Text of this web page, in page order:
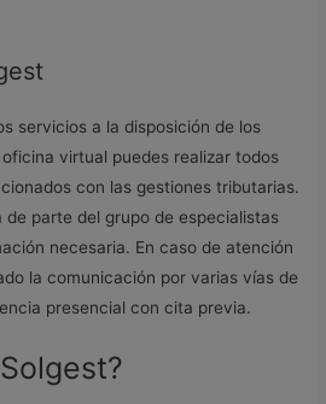
servicios a la disposición de los
virtual puedes realizar todos
con las gestiones tributarias.
de parte del grupo de especialistas
necesaria. En caso de atención
la comunicación por varias vías de
presencial con cita previa.